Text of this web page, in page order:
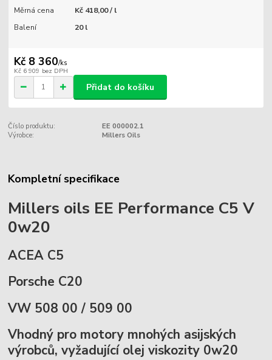
Měrná cena
Kč 418,00 / l
Balení
20 l
Kč 8 360/ks
Kč 6 909 bez DPH
Přidat do košíku
Číslo produktu:
EE 000002.1
Výrobce:
Millers Oils
Kompletní specifikace
Millers oils EE Performance C5 V
0w20
ACEA C5
Porsche C20
VW 508 00 / 509 00
Vhodný pro motory mnohých asijských
výrobců, vyžadující olej viskozity 0w20